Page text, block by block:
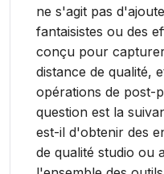
ne s'agit pas
fantaisistes ou des
conçu pour
distance de qualité,
opérations de post-
question est la
est-il d'obtenir des
de qualité studio ou